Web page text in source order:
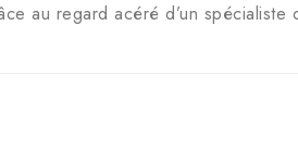
au regard acéré d’un spécialiste